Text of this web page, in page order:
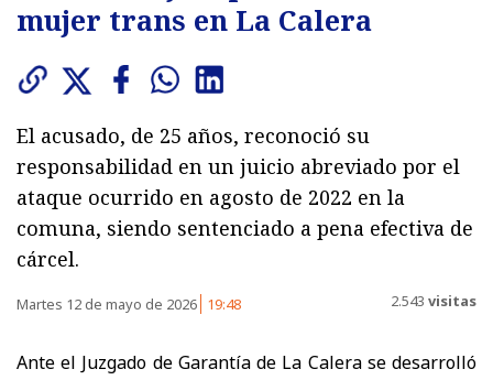
mujer trans en La Calera
El acusado, de 25 años, reconoció su
responsabilidad en un juicio abreviado por el
ataque ocurrido en agosto de 2022 en la
comuna, siendo sentenciado a pena efectiva de
cárcel.
Martes 12 de mayo de 2026 19:48 2.543 visitas
Ante el Juzgado de Garantía de La Calera se desarrolló